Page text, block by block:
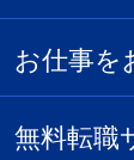
お仕事を
無料転職